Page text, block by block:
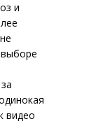
и
видео